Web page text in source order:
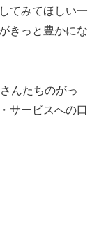
てみてほしい一
きっと豊かにな
んたちのがっ
サービスへの口